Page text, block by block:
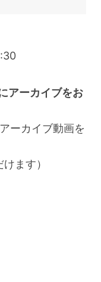
アーカイブをお
ーカイブ動画を
ます）